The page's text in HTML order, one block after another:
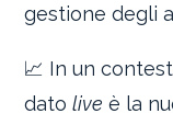
gestione degli
📈 In un
datolive è la